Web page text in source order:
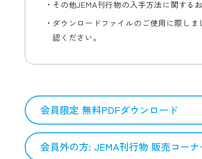
その他JEMA刊行物の入手方法に関する
ダウンロードファイルのご使用に際しま
認ください。
会員限定 無料PDFダウンロード
会員外の方: JEMA刊行物 販売コーナ